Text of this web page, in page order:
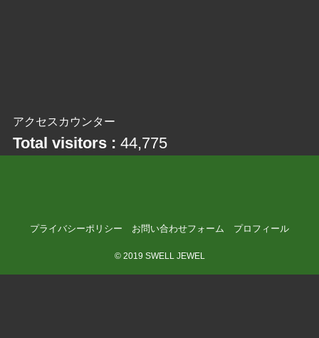
アクセスカウンター
Total visitors : 44,775
プライバシーポリシー お問い合わせフォーム プロフィール
©2019 SWELL JEWEL